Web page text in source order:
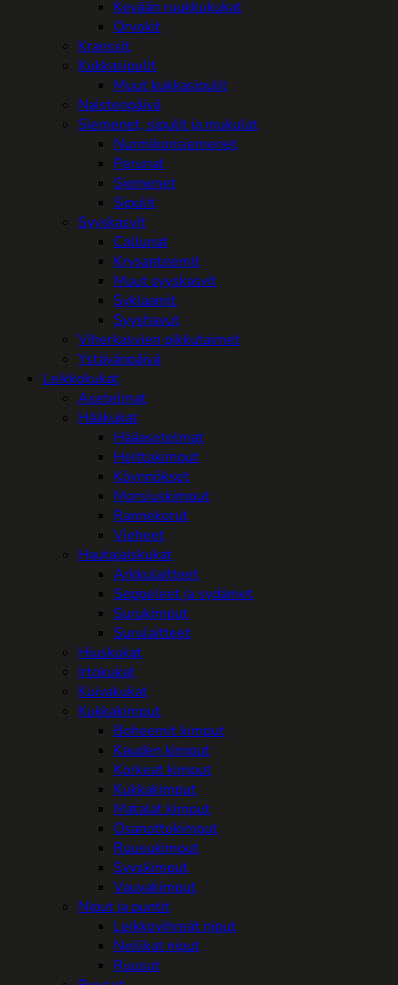
Kevään ruukkukukat
Orvokit
Kranssit
Kukkasipulit
Muut kukkasipulit
Naistenpäivä
Siemenet, sipulit ja mukulat
Nurmikonsiemenet
Perunat
Siemenet
Sipulit
Syyskasvit
Callunat
Krysanteemit
Muut syyskasvit
Syklaamit
Syyshavut
Viherkasvien pikkutaimet
Ystävänpäivä
Leikkokukat
Asetelmat
Hääkukat
Hääasetelmat
Heittokimput
Köynnökset
Morsiuskimput
Rannekorut
Vieheet
Hautajaiskukat
Arkkulaitteet
Seppeleet ja sydämet
Surukimput
Surulaitteet
Hiuskukat
Irtokukat
Kuivakukat
Kukkakimput
Boheemit kimput
Kauden kimput
Korkeat kimput
Kukkakimput
Matalat kimput
Osanottokimput
Ruusukimput
Syyskimput
Vauvakimput
Niput ja puntit
Leikkovihreät niput
Neilikat niput
Ruusut